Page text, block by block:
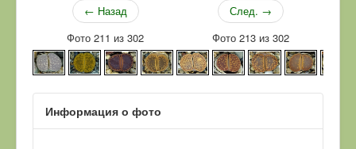
← Назад
Фото 211 из 302
След. →
Фото 213 из 302
Информация о фото